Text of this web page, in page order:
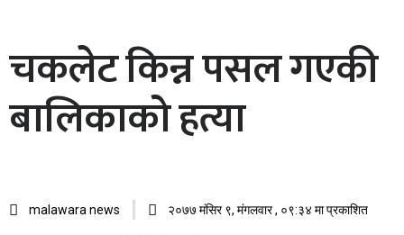
चकलेट किन्न पसल गएकी
बालिकाको हत्या
malawara news २०७७ मंसिर ९, मंगलवार , ०९:३४ मा प्रकाशित